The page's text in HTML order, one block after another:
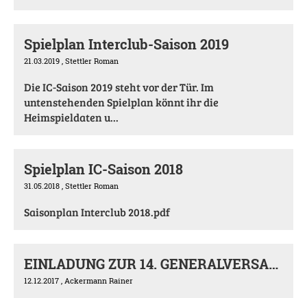
Spielplan Interclub-Saison 2019
21.03.2019 , Stettler Roman
Die IC-Saison 2019 steht vor der Tür. Im
untenstehenden Spielplan könnt ihr die
Heimspieldaten u...
Spielplan IC-Saison 2018
31.05.2018 , Stettler Roman
Saisonplan Interclub 2018.pdf
EINLADUNG ZUR 14. GENERALVERSAMMLUNG BO-Tennis
12.12.2017 , Ackermann Rainer